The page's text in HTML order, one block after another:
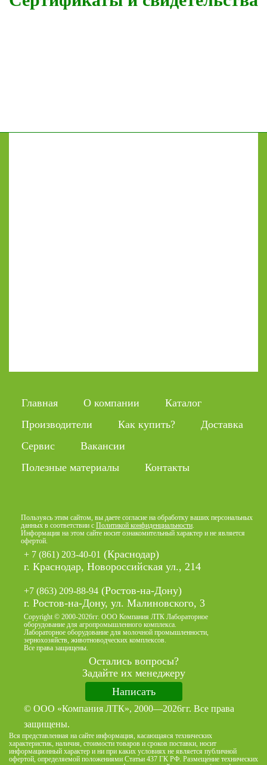
Главная О компании
Каталог
Производители
Как купить?
Доставка
Сервис
Вакансии
Полезные материалы
Контакты
Пользуясь этим сайтом, вы даете согласие на обработку ваших персональных
данных в соответствии с Политикой конфиденциальности.
Информация на этом сайте носит ознакомительный характер и не является
офертой.
+ 7 (861) 203-40-01 (Краснодар)
г. Краснодар, Новороссийская ул., 214
+7 (863) 209-88-94 (Ростов-на-Дону)
г. Ростов-на-Дону, ул. Малиновского, 3
Copyright © 2000-2026гг. ООО Компания ЛТК Лабораторное
оборудование для агропромышленного комплекса.
Лабораторное оборудование для молочной промышленности,
зернохозяйств, животноводческих комплексов.
Все права защищены.
Остались вопросы?
Задайте их менеджеру
Написать
© ООО «Компания ЛТК», 2000—2026гг. Все права
защищены.
Вся представленная на сайте информация, касающаяся технических
характеристик, наличия, стоимости товаров и сроков поставки, носит
информационный характер и ни при каких условиях не является публичной
офертой, определяемой положениями Статьи 437 ГК РФ. Размещение технических